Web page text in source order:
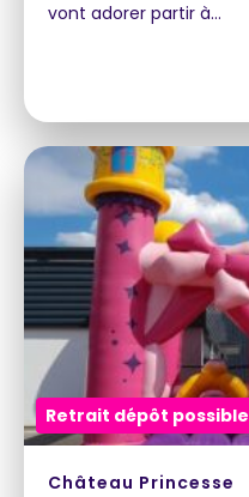
vont adorer partir à…
Retrait dépôt possible
Château Princesse